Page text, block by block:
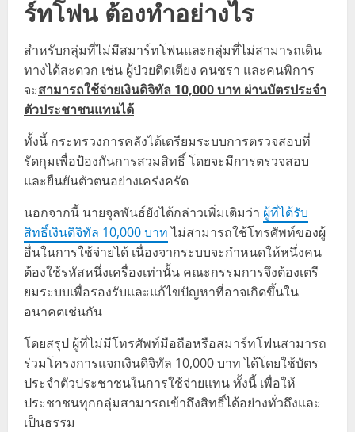
ร์ทโฟน ต้องทำอย่างไร
สำหรับกลุ่มที่ไม่มีสมาร์ทโฟนและกลุ่มที่ไม่สามารถเดิน
ทางได้สะดวก เช่น ผู้ป่วยติดเตียง คนชรา และคนพิการ
จะสามารถใช้จ่ายเงินดิจิทัล 10,000 บาท ผ่านบัตรประจำ
ตัวประชาชนแทนได้
ทั้งนี้ กระทรวงการคลังได้เตรียมระบบการตรวจสอบที่
รัดกุมเพื่อป้องกันการสวมสิทธิ์ โดยจะมีการตรวจสอบ
และยืนยันตัวตนอย่างเคร่งครัด
นอกจากนี้ นายจุลพันธ์ยังได้กล่าวเพิ่มเติมว่า ผู้ที่ได้รับ
สิทธิ์เงินดิจิทัล 10,000 บาทไม่สามารถใช้โทรศัพท์ของผู้
อื่นในการใช้จ่ายได้ เนื่องจากระบบจะกำหนดให้หนึ่งคน
ต้องใช้รหัสหนึ่งเครื่องเท่านั้น คณะกรรมการจึงต้องเตรี
ยมระบบเพื่อรองรับและแก้ไขปัญหาที่อาจเกิดขึ้นใน
อนาคตเช่นกัน
โดยสรุป ผู้ที่ไม่มีโทรศัพท์มือถือหรือสมาร์ทโฟนสามารถ
ร่วมโครงการแจกเงินดิจิทัล 10,000 บาท ได้โดยใช้บัตร
ประจำตัวประชาชนในการใช้จ่ายแทน ทั้งนี้ เพื่อให้
ประชาชนทุกกลุ่มสามารถเข้าถึงสิทธิ์ได้อย่างทั่วถึงและ
เป็นธรรม